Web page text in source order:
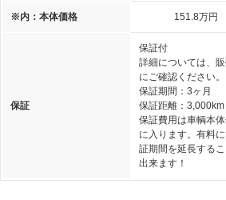
※内：本体価格 151.8万円
保証
保証付
詳細については、
にご確認ください。
保証期間：3ヶ月
保証距離：3,000km
保証費用は車輌本
に入ります。有料
証期間を延長する
出来ます！